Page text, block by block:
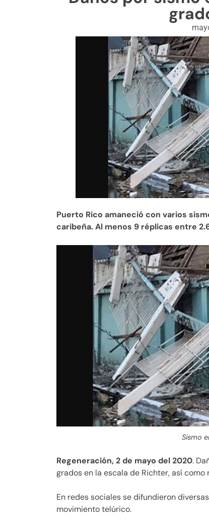
Puerto Rico amaneció con varios
caribeña. Al menos 9 réplicas entre
Sismo
Regeneración, 2 de mayo del 2020.
grados en la escala de Richter, así como
En redes sociales se difundieron
movimiento telúrico.